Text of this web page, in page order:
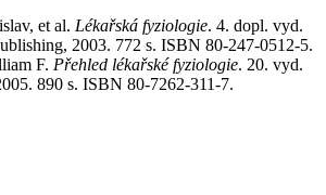
et al. Lékařská fyziologie. 4. dopl. vyd.
2003. 772 s. ISBN 80-247-0512-5.
F. Přehled lékařské fyziologie. 20. vyd.
890 s. ISBN 80-7262-311-7.